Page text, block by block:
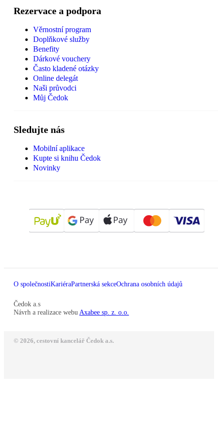
Rezervace a podpora
Věrnostní program
Doplňkové služby
Benefity
Dárkové vouchery
Často kladené otázky
Online delegát
Naši průvodci
Můj Čedok
Sledujte nás
Mobilní aplikace
Kupte si knihu Čedok
Novinky
O společnostiKariéraPartnerská sekceOchrana osobních údajů
Čedok a.s
Návrh a realizace webu Axabee sp. z. o.o.
© 2026, cestovní kancelář Čedok a.s.